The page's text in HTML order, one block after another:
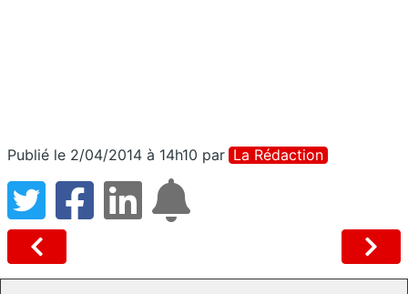
Publié le 2/04/2014 à 14h10 par La Rédaction